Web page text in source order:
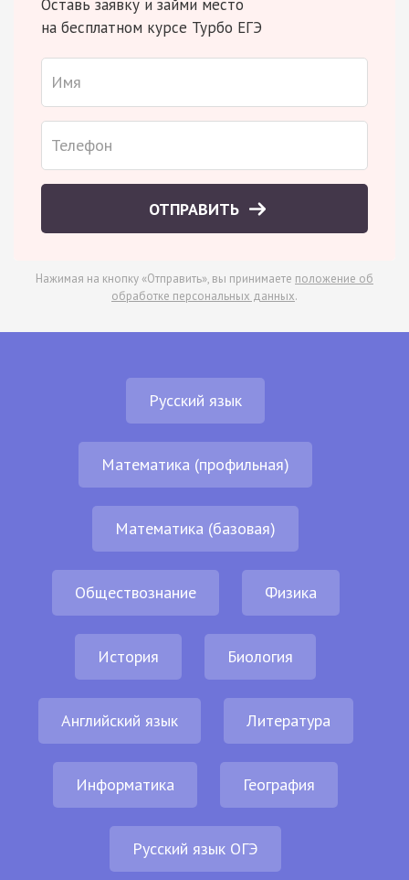
Оставь заявку и займи место
на бесплатном курсе Турбо ЕГЭ
ОТПРАВИТЬ
Нажимая на кнопку «Отправить», вы принимаете положение об
обработке персональных данных.
Русский язык
Математика (профильная)
Математика (базовая)
Обществознание Физика
История Биология
Английский язык Литература
Информатика География
Русский язык ОГЭ